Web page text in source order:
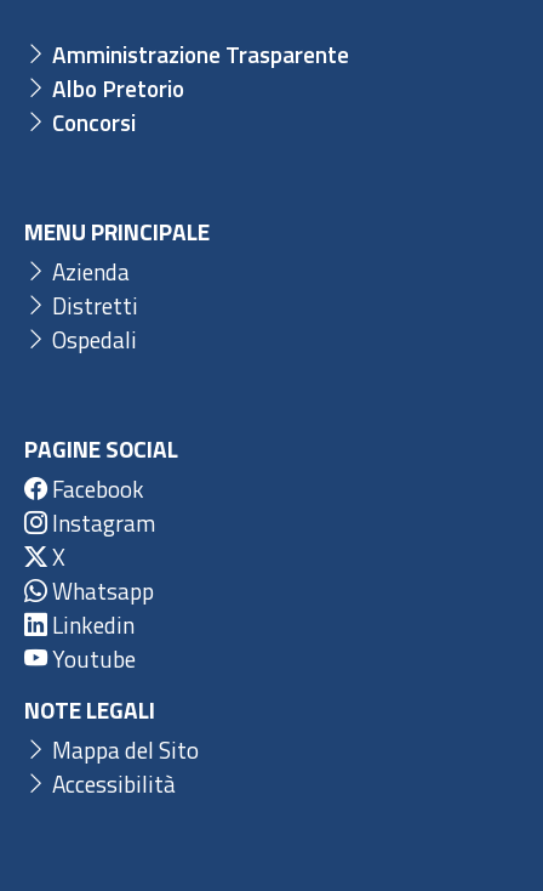
Amministrazione Trasparente
Albo Pretorio
Concorsi
MENU PRINCIPALE
Azienda
Distretti
Ospedali
PAGINE SOCIAL
Facebook
Instagram
X
Whatsapp
Linkedin
Youtube
NOTE LEGALI
Mappa del Sito
Accessibilità